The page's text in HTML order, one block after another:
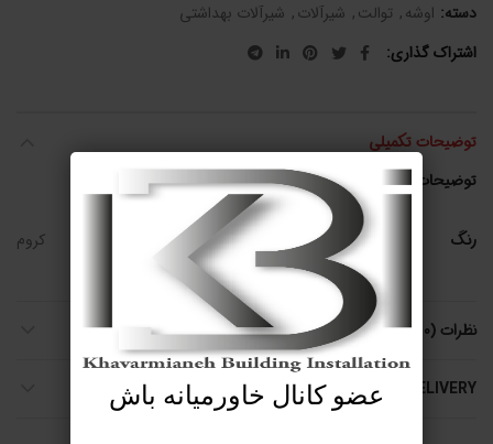
دسته: اوشه, توالت, شیرآلات, شیرآلات بهداشتی
اشتراک گذاری
توضیحات تکمیلی
توضیحات تکمیلی
رنگ کروم
نظرات (0)
SHIPPING & DELIVERYعضو کانال خاورمیانه باش